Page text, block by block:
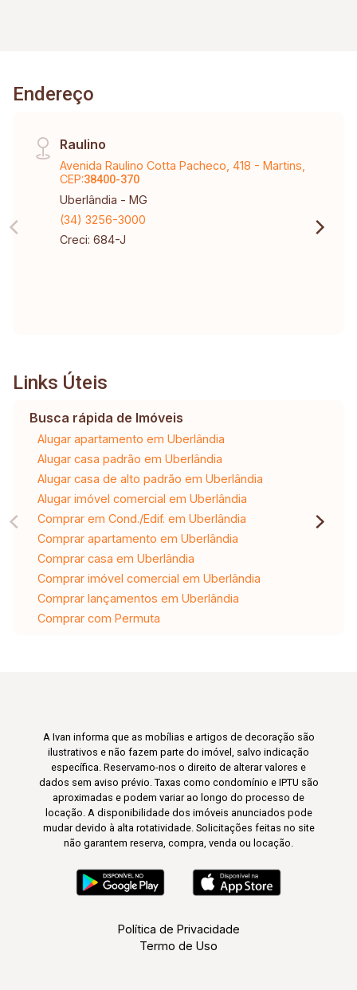
Endereço
Raulino
Avenida Raulino Cotta Pacheco, 418 - Martins,
CEP:38400-370
Uberlândia - MG
(34) 3256-3000
Creci: 684-J
Links Úteis
Busca rápida de Imóveis
Alugar apartamento em Uberlândia
Alugar casa padrão em Uberlândia
Alugar casa de alto padrão em Uberlândia
Alugar imóvel comercial em Uberlândia
Comprar em Cond./Edif. em Uberlândia
Comprar apartamento em Uberlândia
Comprar casa em Uberlândia
Comprar imóvel comercial em Uberlândia
Comprar lançamentos em Uberlândia
Comprar com Permuta
A Ivan informa que as mobílias e artigos de decoração são
ilustrativos e não fazem parte do imóvel, salvo indicação
específica. Reservamo-nos o direito de alterar valores e
dados sem aviso prévio. Taxas como condomínio e IPTU são
aproximadas e podem variar ao longo do processo de
locação. A disponibilidade dos imóveis anunciados pode
mudar devido à alta rotatividade. Solicitações feitas no site
não garantem reserva, compra, venda ou locação.
Política de Privacidade
Termo de Uso